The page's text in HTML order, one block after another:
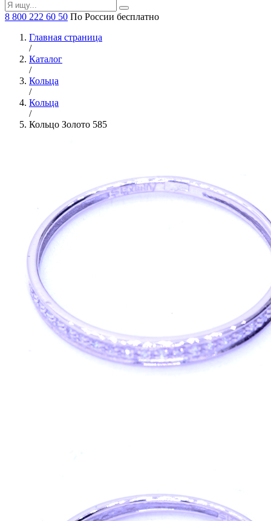
8 800 222 60 50 По России бесплатно
Главная страница
/
Каталог
/
Кольца
/
Кольца
/
Кольцо Золото 585